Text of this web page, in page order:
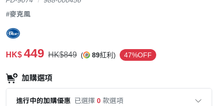
#麥克風
HK$ 449 HK$849 ( 89紅利) 47%OFF
加購選項
進行中的加購優惠 已選擇 0 款選項